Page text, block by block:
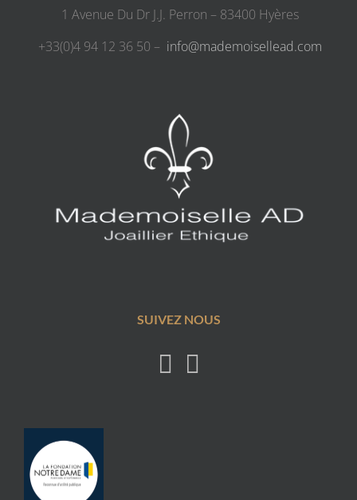
1 Avenue Du Dr J.J. Perron – 83400 Hyères
+33(0)4 94 12 36 50 – info@mademoisellead.com
SUIVEZ NOUS